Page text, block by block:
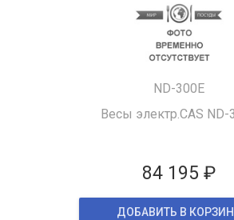
ND-300E
Весы электр.CAS ND-
84 195 ₽
ДОБАВИТЬ В